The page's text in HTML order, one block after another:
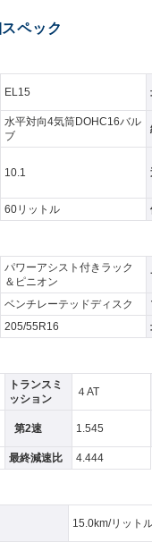
ペック
EL15
水平対向4気筒DOHC16バル
ブ
10.1
60リットル
パワーアシスト付きラック
＆ピニオン
ベンチレーテッドディスク
205/55R16
トランスミ
ッション
４AT
第2速 1.545
最終減速比 4.444
15.0km/リット